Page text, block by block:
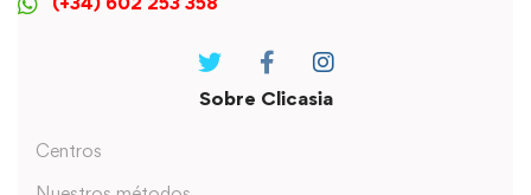
Sobre Clicasia
Centros